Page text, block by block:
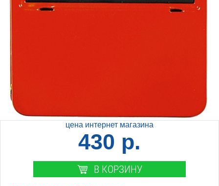
цена интернет магазина
430 р.
В КОРЗИНУ